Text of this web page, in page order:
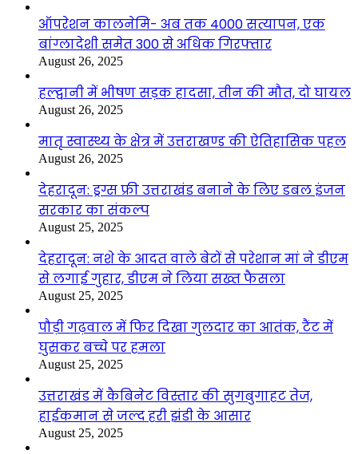
ऑपरेशन कालनेमि- अब तक 4000 सत्यापन, एक
बांग्लादेशी समेत 300 से अधिक गिरफ्तार
August 26, 2025
हल्द्वानी में भीषण सड़क हादसा, तीन की मौत, दो घायल
August 26, 2025
मातृ स्वास्थ्य के क्षेत्र में उत्तराखण्ड की ऐतिहासिक पहल
August 26, 2025
देहरादून: ड्रग्स फ्री उत्तराखंड बनाने के लिए डबल इंजन
सरकार का संकल्प
August 25, 2025
देहरादून: नशे के आदत वाले बेटों से परेशान मां ने डीएम
से लगाई गुहार, डीएम ने लिया सख्त फैसला
August 25, 2025
पौड़ी गढ़वाल में फिर दिखा गुलदार का आतंक, टैंट में
घुसकर बच्चे पर हमला
August 25, 2025
उत्तराखंड में कैबिनेट विस्तार की सुगबुगाहट तेज,
हाईकमान से जल्द हरी झंडी के आसार
August 25, 2025